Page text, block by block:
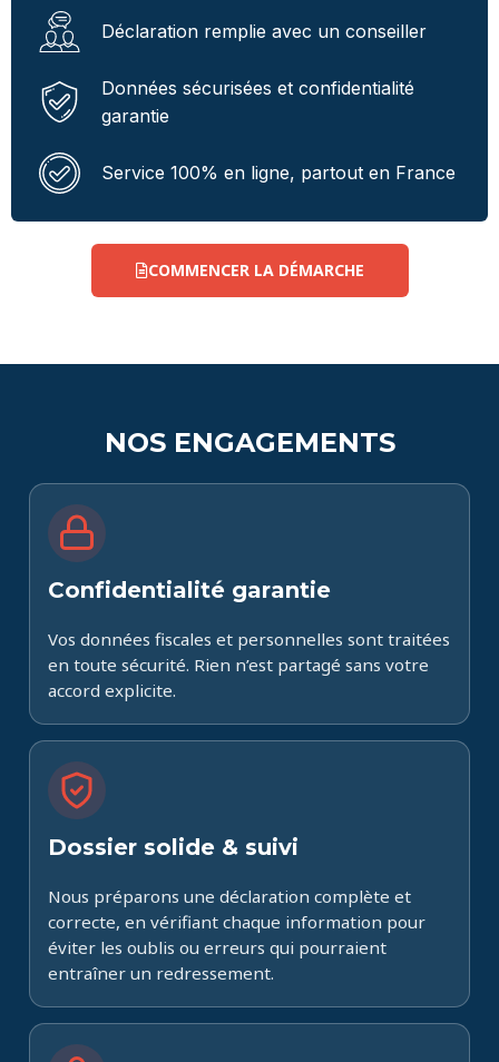
Déclaration remplie avec un conseiller
Données sécurisées et confidentialité
garantie
Service 100% en ligne, partout en France
COMMENCER LA DÉMARCHE
NOS ENGAGEMENTS
Confidentialité garantie
Vos données fiscales et personnelles sont traitées
en toute sécurité. Rien n’est partagé sans votre
accord explicite.
Dossier solide & suivi
Nous préparons une déclaration complète et
correcte, en vérifiant chaque information pour
éviter les oublis ou erreurs qui pourraient
entraîner un redressement.